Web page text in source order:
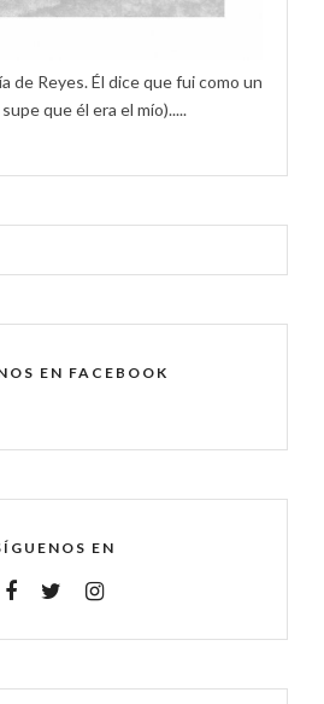
de Reyes. Él dice que fui como un
que él era el mío).....
EN FACEBOOK
EN